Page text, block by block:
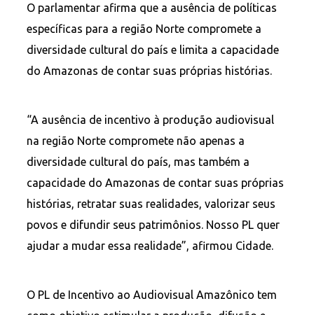
O parlamentar afirma que a ausência de políticas
específicas para a região Norte compromete a
diversidade cultural do país e limita a capacidade
do Amazonas de contar suas próprias histórias.
“A ausência de incentivo à produção audiovisual
na região Norte compromete não apenas a
diversidade cultural do país, mas também a
capacidade do Amazonas de contar suas próprias
histórias, retratar suas realidades, valorizar seus
povos e difundir seus patrimônios. Nosso PL quer
ajudar a mudar essa realidade”, afirmou Cidade.
O PL de Incentivo ao Audiovisual Amazônico tem